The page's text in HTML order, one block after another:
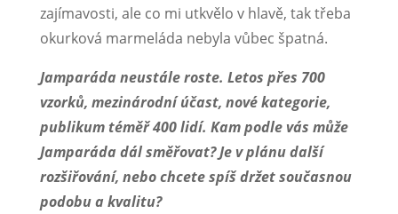
zajímavosti, ale co mi utkvělo v hlavě, tak třeba
okurková marmeláda nebyla vůbec špatná.
Jamparáda neustále roste. Letos přes 700
vzorků, mezinárodní účast, nové kategorie,
publikum téměř 400 lidí. Kam podle vás může
Jamparáda dál směřovat? Je v plánu další
rozšiřování, nebo chcete spíš držet současnou
podobu a kvalitu?